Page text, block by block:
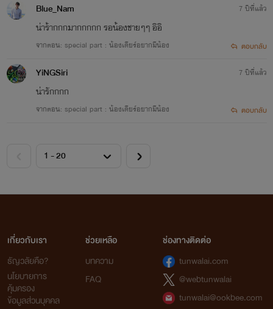
Blue_Nam
น่าร้ากกกมากกกกก รอน้องชายๆๆ อิอิ
จากตอน: special part : น้องเดียร์อยากมีน้อง
7 ปีที่แล้ว
ตอบกลับ
YiNGSiri
น่ารักกกก
จากตอน: special part : น้องเดียร์อยากมีน้อง
7 ปีที่แล้ว
ตอบกลับ
เกี่ยวกับเรา
ธัญวลัยคือ?
นโยบายการ
คุ้มครอง
ข้อมูลส่วนบุคคล
ช่วยเหลือ
บทความ
FAQ
ช่องทางติดต่อ
tunwalai.com
@webtunwalai
tunwalai@ookbee.com